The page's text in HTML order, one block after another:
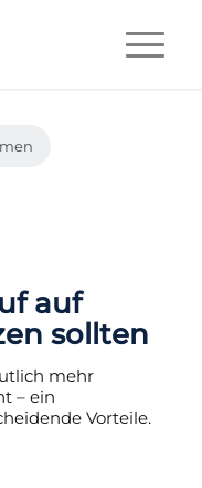
auf
sollten
mehr
– ein
Vorteile.